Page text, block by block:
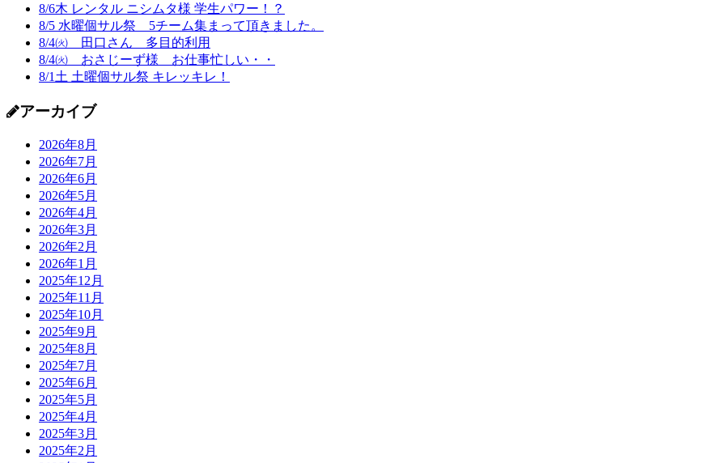
8/6木 レンタル ニシムタ様 学生パワー！？
8/5 水曜個サル祭 5チーム集まって頂きました。
8/4㈫ 田口さん 多目的利用
8/4㈫ おさじーず様 お仕事忙しい・・
8/1土 土曜個サル祭 キレッキレ！
アーカイブ
2026年8月
2026年7月
2026年6月
2026年5月
2026年4月
2026年3月
2026年2月
2026年1月
2025年12月
2025年11月
2025年10月
2025年9月
2025年8月
2025年7月
2025年6月
2025年5月
2025年4月
2025年3月
2025年2月